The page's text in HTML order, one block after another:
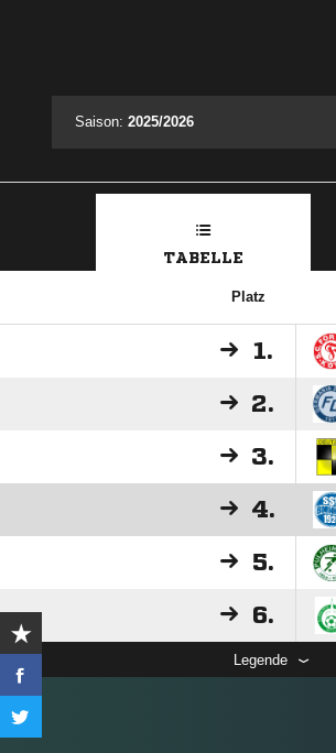
Saison: 2025/2026
TABELLE
Platz
1.
2.
3.
4.
5.
6.
Legende